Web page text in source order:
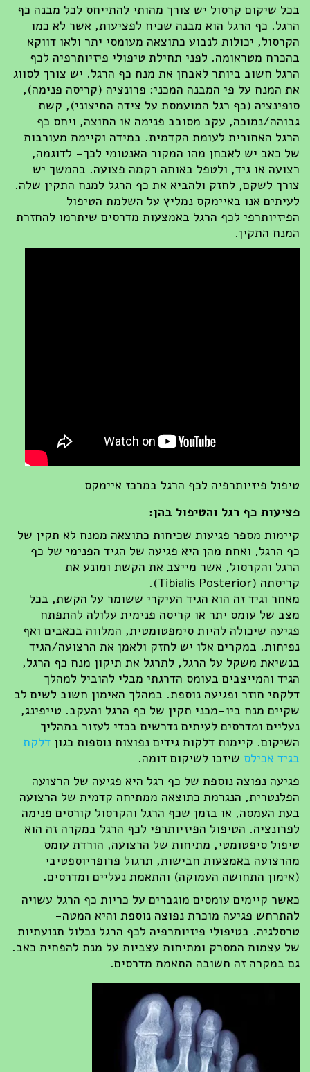
בכל שיקום קרסול יש צורך מהותי להתייחס לכל מבנה כף
הרגל. כף הרגל הוא מבנה שכיח לפציעות, אשר לא כמו
הקרסול, יכולות לנבוע כתוצאה מעומסי יתר ולאו דווקא
בהכרח מטראומה. לפני תחילת טיפולי פיזיותרפיה לכף
הרגל חשוב ביותר לאבחן את מנח כף הרגל. יש צורך לסווג
את המנח על פי המבנה המכני: פרונציה (קריסה פנימה),
סופינציה (כף רגל המועמסת על צידה החיצוני), קשת
גבוהה/נמוכה, עקב מסובב פנימה או החוצה, ויחס כף
הרגל האחורית לעומת הקדמית. במידה וקיימת מעורבות
של כאב יש לאבחן מהו המקור האנטומי לכך- לדוגמה,
רצועה או גיד, ולטפל באותה רקמה פצועה. בהמשך יש
צורך לשקם, לחזק ולהביא את כף הרגל למנח התקין שלה.
לעיתים אנו באיימקס נמליץ על השלמת הטיפול
הפיזיותרפי לכף הרגל באמצעות מדרסים שיתרמו להחזרת
המנח התקין.
טיפול פיזיותרפיה לכף הרגל במרכז איימקס
פציעות כף רגל והטיפול בהן:
קיימות מספר פגיעות שכיחות כתוצאה ממנח לא תקין של
כף הרגל, ואחת מהן היא פגיעה של הגיד הפנימי של כף
הרגל והקרסול, אשר מייצב את הקשת ומונע את
קריסתה (Tibialis Posterior).
מאחר וגיד זה הוא הגיד העיקרי ששומר על הקשת, בכל
מצב של עומס יתר או קריסה פנימית עלולה להתפתח
פגיעה שיכולה להיות סימפטומטית, המלווה בכאבים ואף
נפיחות. במקרים אלו יש לחזק ולאמן את הרצועה/הגיד
בנשיאת משקל על הרגל, לתרגל את תיקון מנח כף הרגל,
הגיד והמייצבים בעומס הדרגתי מבלי להוביל למהלך
דלקתי חוזר ופגיעה נוספת. במהלך האימון חשוב לשים לב
שקיים מנח ביו-מכני תקין של כף הרגל והעקב. טייפינג,
נעליים ומדרסים לעיתים נדרשים בכדי לעזור בתהליך
השיקום. קיימות דלקות גידים נפוצות נוספות כגון דלקת
בגיד אכילסשיזכו לשיקום דומה.
פגיעה נפוצה נוספת של כף רגל היא פגיעה של הרצועה
הפלנטרית, הנגרמת כתוצאה ממתיחה קדמית של הרצועה
בעת העמסה, או בזמן שכף הרגל והקרסול קורסים פנימה
לפרונציה. הטיפול הפיזיותרפי לכף הרגל במקרה זה הוא
טיפול סיפטומטי, מתיחות של הרצועה, הורדת עומס
מהרצועה באמצעות חבישות, תרגול פרופריוספטיבי
(אימון התחושה העמוקה) והתאמת נעליים ומדרסים.
כאשר קיימים עומסים מוגברים על כריות כף הרגל עשויה
להתרחש פגיעה מוכרת נפוצה נוספת והיא המטה-
טרסלגיה. בטיפולי פיזיותרפיה לכף הרגל נכלול תנועתיות
של עצמות המסרק ומתיחות עצביות על מנת להפחית כאב.
גם במקרה זה חשובה התאמת מדרסים.